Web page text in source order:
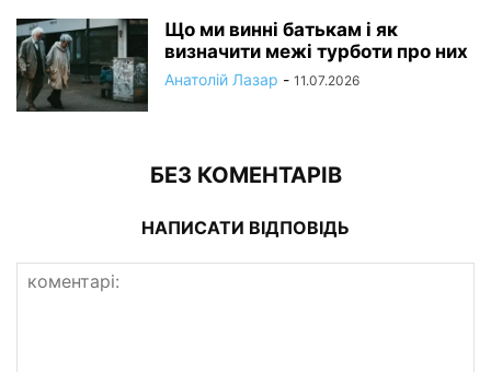
Що ми винні батькам і як
визначити межі турботи про них
Анатолій Лазар - 11.07.2026
БЕЗ КОМЕНТАРІВ
НАПИСАТИ ВІДПОВІДЬ